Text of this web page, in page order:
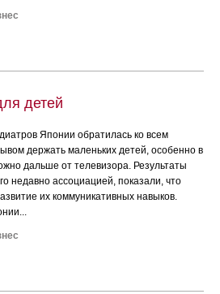
детей
Японии обратилась ко всем
держать маленьких детей, особенно в
дальше от телевизора. Результаты
недавно ассоциацией, показали, что
их коммуникативных навыков.